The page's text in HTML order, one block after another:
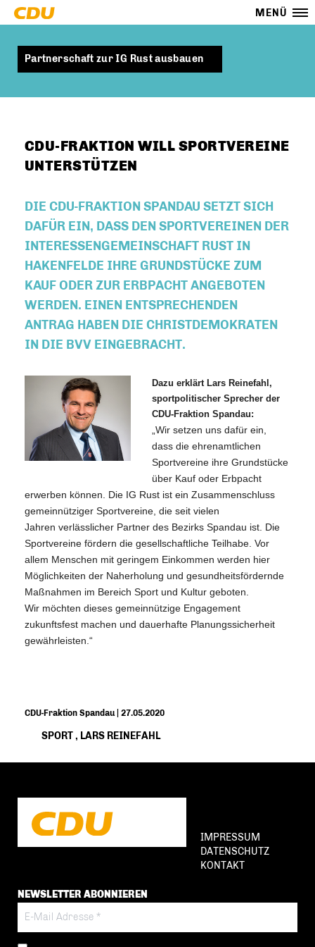
MENÜ
Partnerschaft zur IG Rust ausbauen
CDU-FRAKTION WILL SPORTVEREINE
UNTERSTÜTZEN
DIE CDU-FRAKTION SPANDAU SETZT SICH
DAFÜR EIN, DASS DEN SPORTVEREINEN DER
INTERESSENGEMEINSCHAFT RUST IN
HAKENFELDE IHRE GRUNDSTÜCKE ZUM
KAUF ODER ZUR ERBPACHT ANGEBOTEN
WERDEN. EINEN ENTSPRECHENDEN
ANTRAG HABEN DIE CHRISTDEMOKRATEN
IN DIE BVV EINGEBRACHT.
Dazu erklärt Lars Reinefahl,
sportpolitischer Sprecher der
CDU-FraktionSpandau:
Wir setzen uns dafür ein,
dass die ehrenamtlichen
Sportvereine ihre Grundstücke
über Kauf oder Erbpacht
erwerben können. Die IG Rust ist ein Zusammenschluss
gemeinnütziger Sportvereine, die seit vielen
Jahren verlässlicher Partner des Bezirks Spandau ist. Die
Sportvereine fördern die gesellschaftliche Teilhabe. Vor
allem Menschen mit geringem Einkommen werden hier
Möglichkeiten der Naherholung und gesundheitsfördernde
Maßnahmen im Bereich Sport und Kultur geboten.
Wir möchten dieses gemeinnützige Engagement
zukunftsfest machen und dauerhafte Planungssicherheit
gewährleisten.“
CDU-Fraktion Spandau | 27.05.2020
SPORT, LARS REINEFAHL
IMPRESSUM
DATENSCHUTZ
KONTAKT
NEWSLETTER ABONNIEREN